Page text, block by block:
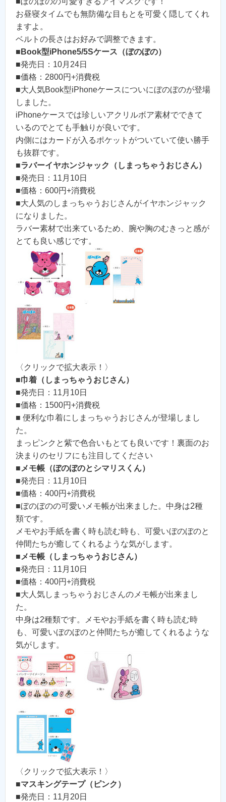
お昼寝タイムでも無防備な目もとを可愛く隠してくれ
ますよ。
ベルトの長さはお好みで調整できます。
■ Book型iPhone5/5Sケース（ぼのぼの）
■発売日：10月24日
■価格：2800円+消費税
■大人気Book型iPhoneケースについにぼのぼのが登場
しました。
iPhoneケースでは珍しいアクリルボア素材でできて
いるのでとても手触りが良いです。
内側にはカードが入るポケットがついていて使い勝手
も抜群です。
■ラバーイヤホンジャック（しまっちゃうおじさん）
■発売日：11月10日
■価格：600円+消費税
■大人気のしまっちゃうおじさんがイヤホンジャック
になりました。
ラバー素材で出来ているため、腕や胸のむきっと感が
とても良い感じです。
〈クリックで拡大表示！〉
■巾着（しまっちゃうおじさん）
■発売日：11月10日
■価格：1500円+消費税
■ 便利な巾着にしまっちゃうおじさんが登場しまし
た。
まっピンクと紫で色合いもとても良いです！裏面のお
決まりのセリフにも注目してください
■メモ帳（ぼのぼのとシマリスくん）
■発売日：11月10日
■価格：400円+消費税
■ぼのぼのの可愛いメモ帳が出来ました。中身は2種
類です。
メモやお手紙を書く時も読む時も、可愛いぼのぼのと
仲間たちが癒してくれるような気がします。
■メモ帳（しまっちゃうおじさん）
■発売日：11月10日
■価格：400円+消費税
■大人気しまっちゃうおじさんのメモ帳が出来まし
た。
中身は2種類です。メモやお手紙を書く時も読む時
も、可愛いぼのぼのと仲間たちが癒してくれるような
気がします。
〈クリックで拡大表示！〉
■マスキングテープ（ピンク）
■発売日：11月20日